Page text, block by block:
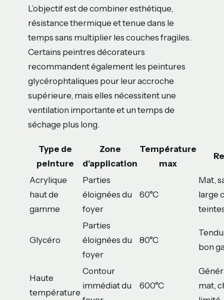
L’objectif est de combiner esthétique,
résistance thermique et tenue dans le
temps sans multiplier les couches fragiles.
Certains peintres décorateurs
recommandent également les peintures
glycérophtaliques pour leur accroche
supérieure, mais elles nécessitent une
ventilation importante et un temps de
séchage plus long.
Type de
peinture
Zone
d’application
Température
max
Acrylique
haut de
gamme
Parties
éloignées du
foyer
60°C
Mat,
large
Glycéro
Parties
éloignées du
foyer
80°C
bon
Haute
température
Contour
immédiat du
600°C
mat,